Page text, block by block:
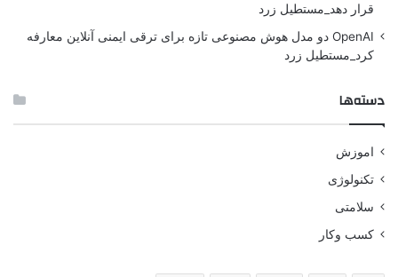
قرار دهد_مستطیل زرد
OpenAI دو مدل هوش مصنوعی تازه برای ترقی ایمنی آنلاین معارفه
کرد_مستطیل زرد
دسته‌ها
اموزش
تکنولوژی
سلامتی
کسب وکار